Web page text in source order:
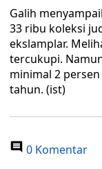
Galih
33 ribu koleksi
ekslamplar.
tercukupi.
minimal 2
tahun. (ist)
0 Komentar